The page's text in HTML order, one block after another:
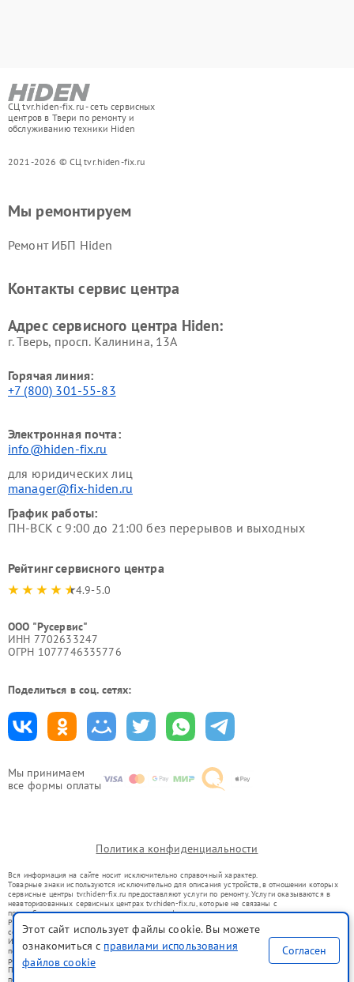
СЦ tvr.hiden-fix.ru - сеть сервисных
центров в Твери по ремонту и
обслуживанию техники Hiden
2021-2026 © СЦ tvr.hiden-fix.ru
Мы принимаем
все формы оплаты
Мы ремонтируем
Ремонт ИБП Hiden
Контакты сервис центра
Адрес сервисного центра Hiden:
г. Тверь, просп. Калинина, 13А
Горячая линия:
+7 (800) 301-55-83
Электронная почта:
info@hiden-fix.ru
для юридических лиц
manager@fix-hiden.ru
График работы:
ПН-ВСК с 9:00 до 21:00 без перерывов и выходных
Рейтинг сервисного центра
4.9-5.0
ООО "Русервис"
ИНН 7702633247
ОГРН 1077746335776
Поделиться в соц. сетях:
Политика конфиденциальности
Вся информация на сайте носит исключительно справочный характер.
Товарные знаки используются исключительно для описания устройств, в отношении которых
сервисные центры tvr.hiden-fix.ru предоставляют услуги по ремонту. Услуги оказываются в
неавторизованных сервисных центрах tvr.hiden-fix.ru, которые не связаны с
правообладателями товарных знаков или их официальными представителями.
Ремонт осуществляется для устройств, уже введенных в гражданский оборот в соответствии
со статьей 1487 ГК РФ.
Использование товарных знаков не преследует цели индивидуализации услуг или введения
потребителей в заблуждение, а служит для информирования о предоставляемых услугах по
ремонту техники указанных брендов.
Представленная на сайте информация не является публичной офертой, определяемой
положениями Статьи 437(2) Гражданского кодекса РФ
Этот сайт использует файлы cookie. Вы можете
ознакомиться с правилами использования
файлов cookie
Согласен